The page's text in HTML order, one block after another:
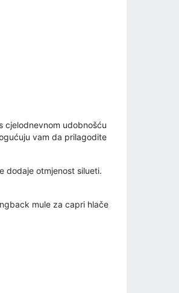
cjelodnevnom udobnošću
vam da prilagodite
dodaje otmjenost silueti.
mule za capri hlače